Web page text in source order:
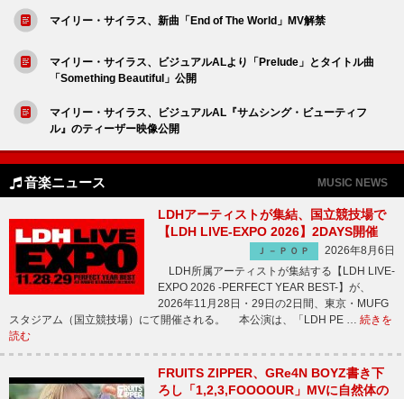
マイリー・サイラス、新曲「End of The World」MV解禁
マイリー・サイラス、ビジュアルALより「Prelude」とタイトル曲
「Something Beautiful」公開
マイリー・サイラス、ビジュアルAL『サムシング・ビューティフ
ル』のティーザー映像公開
音楽ニュース MUSIC NEWS
LDHアーティストが集結、国立競技場で
【LDH LIVE-EXPO 2026】2DAYS開催
Ｊ－ＰＯＰ
2026年8月6日
LDH所属アーティストが集結する【LDH LIVE-
EXPO 2026 -PERFECT YEAR BEST-】が、
2026年11月28日・29日の2日間、東京・MUFG
スタジアム（国立競技場）にて開催される。 本公演は、「LDH PE … 続きを
読む
FRUITS ZIPPER、GRe4N BOYZ書き下
ろし「1,2,3,FOOOOUR」MVに自然体の